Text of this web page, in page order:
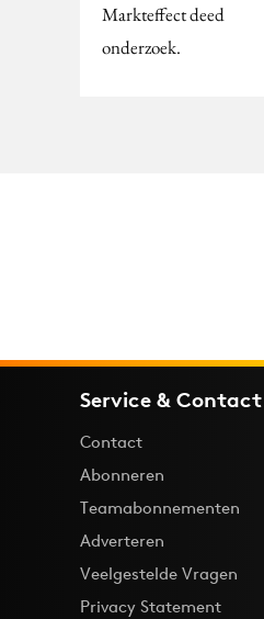
Markteffect deed
onderzoek.
Service & Contact
Contact
Abonneren
Teamabonnementen
Adverteren
Veelgestelde Vragen
Privacy Statement